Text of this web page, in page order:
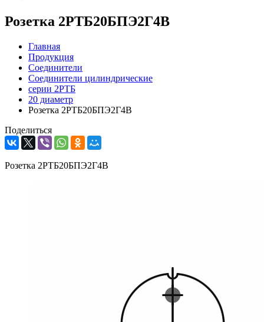
Розетка 2РТБ20БПЭ2Г4В
Главная
Продукция
Соединители
Соединители цилиндрические
серии 2РТБ
20 диаметр
Розетка 2РТБ20БПЭ2Г4В
Поделиться
Розетка 2РТБ20БПЭ2Г4В